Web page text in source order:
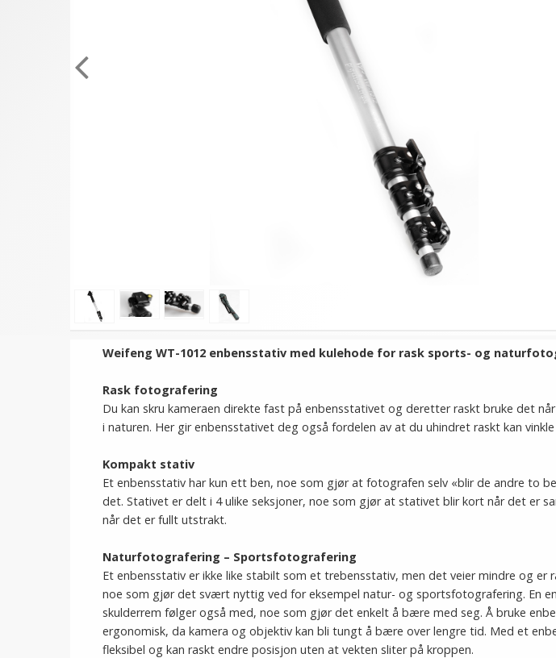
Weifeng WT-1012 enbensstativ med kulehode for rask sports- og
Rask fotografering
Du kan skru kameraen direkte fast på enbensstativet og deretter raskt bruke det
i naturen. Her gir enbensstativet deg også fordelen av at du uhindret raskt kan
Kompakt stativ
Et enbensstativ har kun ett ben, noe som gjør at fotografen selv «blir de andre to
det. Stativet er delt i 4 ulike seksjoner, noe som gjør at stativet blir kort når det er
når det er fullt utstrakt.
Naturfotografering – Sportsfotografering
Et enbensstativ er ikke like stabilt som et trebensstativ, men det veier mindre og er
noe som gjør det svært nyttig ved for eksempel natur- og sportsfotografering. En
skulderrem følger også med, noe som gjør det enkelt å bære med seg. Å bruke
ergonomisk, da kamera og objektiv kan bli tungt å bære over lengre tid. Med et
fleksibel og kan raskt endre posisjon uten at vekten sliter på kroppen.